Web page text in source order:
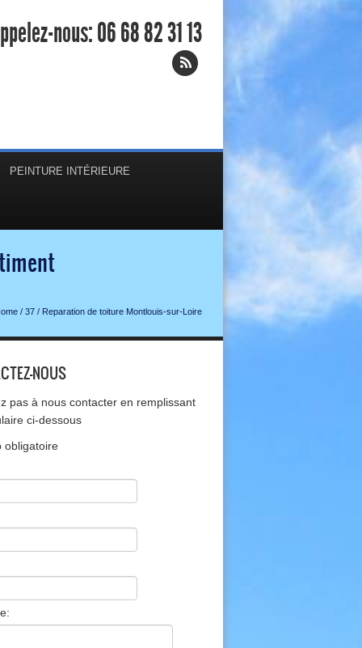
nous:06 68 82 31 13
PEINTURE INTÉRIEURE
/ 37 / Reparation de toiture Montlouis-sur-Loire
NOUS
pas à nous contacter en remplissant
ci-dessous
obligatoire